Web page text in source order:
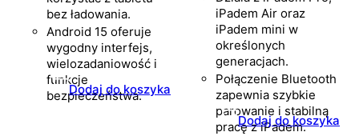
bez ładowania.
Android 15 oferuje
wygodny interfejs,
wielozadaniowość i
funkcje
bezpieczeństwa.
Dodaj do koszyka
iPadem Air oraz
iPadem mini w
określonych
generacjach.
Połączenie Bluetooth
zapewnia szybkie
parowanie i stabilną
pracę z iPadem.
Dodaj do koszyka